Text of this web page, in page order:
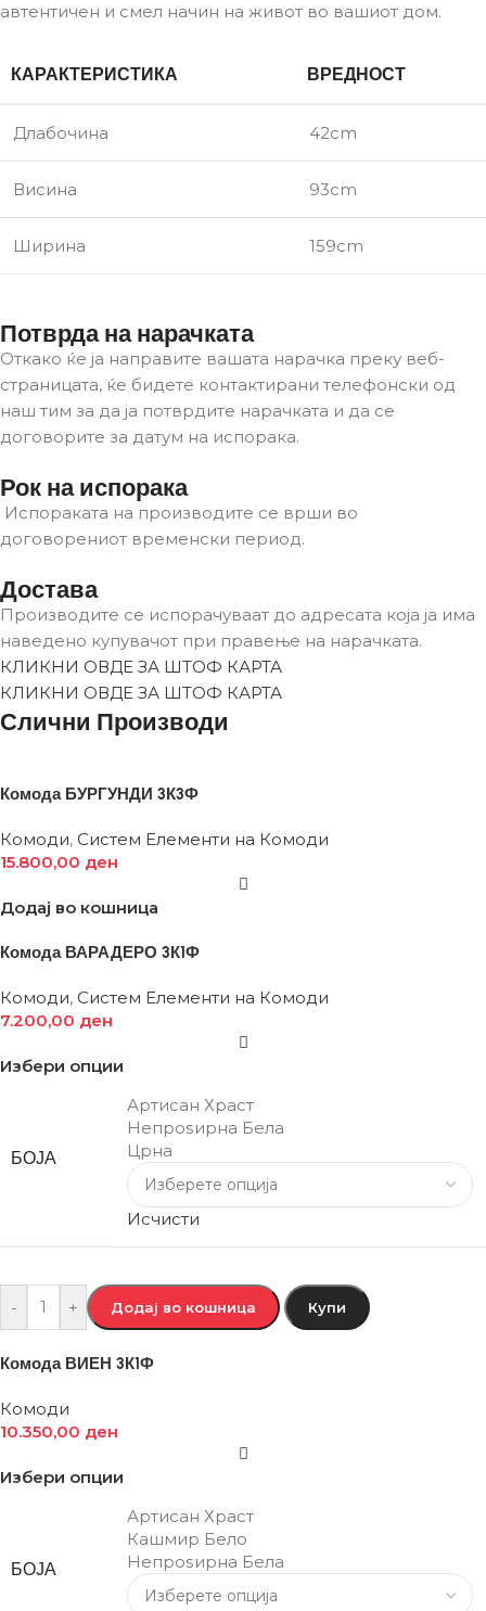
автентичен и смел начин на живот во вашиот дом.
КАРАКТЕРИСТИКА ВРЕДНОСТ
Длабочина 42cm
Висина 93cm
Ширина 159cm
Потврда на нарачката
Откако ќе ја направите вашата нарачка преку веб-
страницата, ќе бидете контактирани телефонски од
наш тим за да ја потврдите нарачката и да се
договорите за датум на испорака.
Рок на испорака
Испораката на производите се врши во
договорениот временски период.
Достава
Производите се испорачуваат до адресата која ја има
наведено купувачот при правење на нарачката.
КЛИКНИ ОВДЕ ЗА ШТОФ КАРТА
КЛИКНИ ОВДЕ ЗА ШТОФ КАРТА
Слични Производи
Комода БУРГУНДИ 3К3Ф
Комоди, Систем Елементи на Комоди
15.800,00 ден
Додај во кошница
Комода ВАРАДЕРО 3К1Ф
Комоди, Систем Елементи на Комоди
7.200,00 ден
Избери опции
БОЈА
Артисан Храст
Непроѕирна Бела
Црна
Исчисти
- + Додај во кошница Купи
Комода ВИЕН 3К1Ф
Комоди
10.350,00 ден
Избери опции
БОЈА
Артисан Храст
Кашмир Бело
Непроѕирна Бела